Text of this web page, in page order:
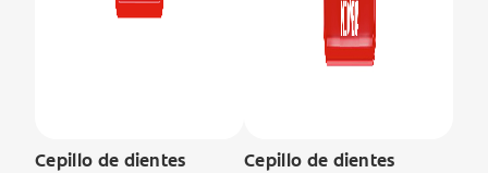
Cepillo de dientes
Cepillo de dientes